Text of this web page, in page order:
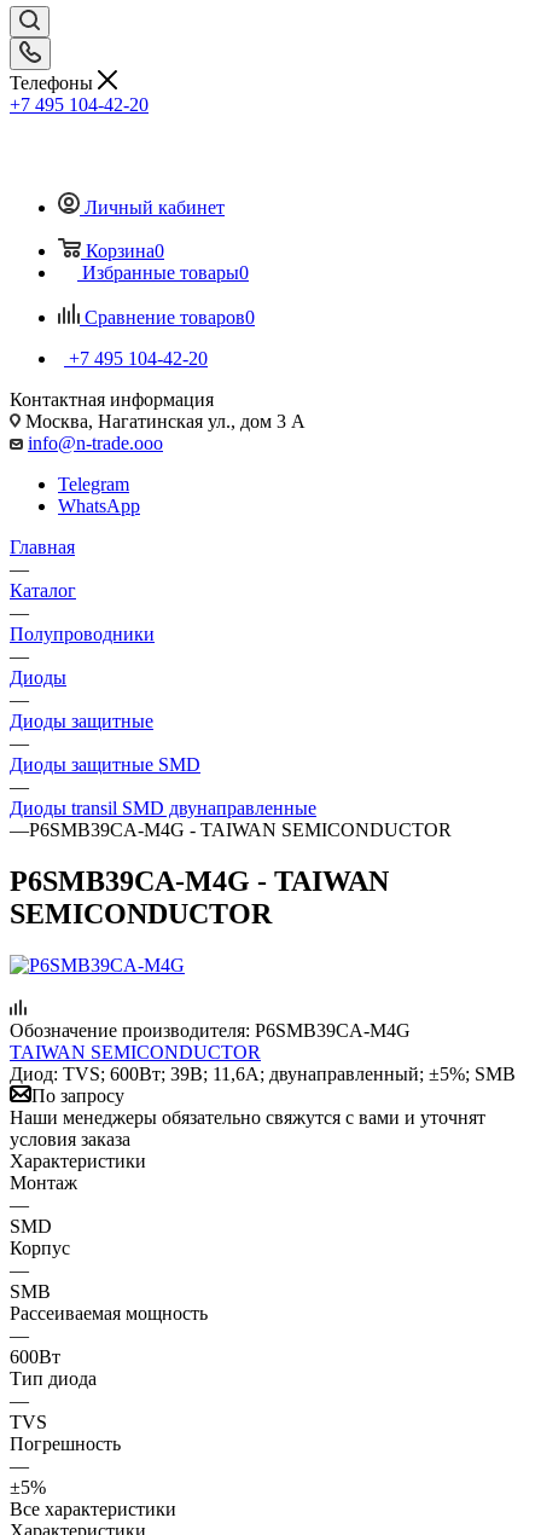
Телефоны
+7 495 104-42-20
Личный кабинет
Корзина0
Избранные товары0
Сравнение товаров0
+7 495 104-42-20
Контактная информация
Москва, Нагатинская ул., дом 3 А
info@n-trade.ooo
Telegram
WhatsApp
Главная
—
Каталог
—
Полупроводники
—
Диоды
—
Диоды защитные
—
Диоды защитные SMD
—
Диоды transil SMD двунаправленные
—P6SMB39CA-M4G - TAIWAN SEMICONDUCTOR
P6SMB39CA-M4G - TAIWAN
SEMICONDUCTOR
Обозначение производителя: P6SMB39CA-M4G
TAIWAN SEMICONDUCTOR
Диод: TVS; 600Вт; 39В; 11,6А; двунаправленный; ±5%; SMB
По запросу
Наши менеджеры обязательно свяжутся с вами и уточнят
условия заказа
Характеристики
Монтаж
—
SMD
Корпус
—
SMB
Рассеиваемая мощность
—
600Вт
Тип диода
—
TVS
Погрешность
—
±5%
Все характеристики
Характеристики